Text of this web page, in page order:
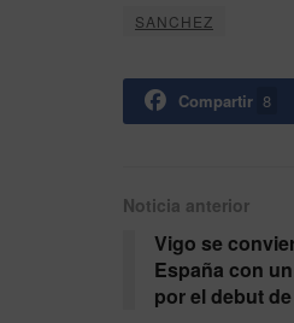
SANCHEZ
Compartir 8
Noticia anterior
Vigo se
España con
por el debut